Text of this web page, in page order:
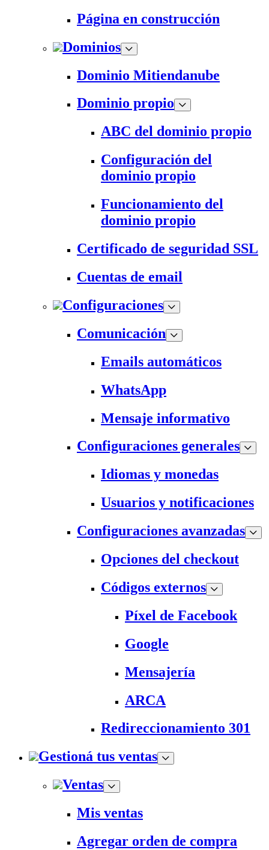
Página en construcción
Dominios
Dominio Mitiendanube
Dominio propio
ABC del dominio propio
Configuración del
dominio propio
Funcionamiento del
dominio propio
Certificado de seguridad SSL
Cuentas de email
Configuraciones
Comunicación
Emails automáticos
WhatsApp
Mensaje informativo
Configuraciones generales
Idiomas y monedas
Usuarios y notificaciones
Configuraciones avanzadas
Opciones del checkout
Códigos externos
Píxel de Facebook
Google
Mensajería
ARCA
Redireccionamiento 301
Gestioná tus ventas
Ventas
Mis ventas
Agregar orden de compra